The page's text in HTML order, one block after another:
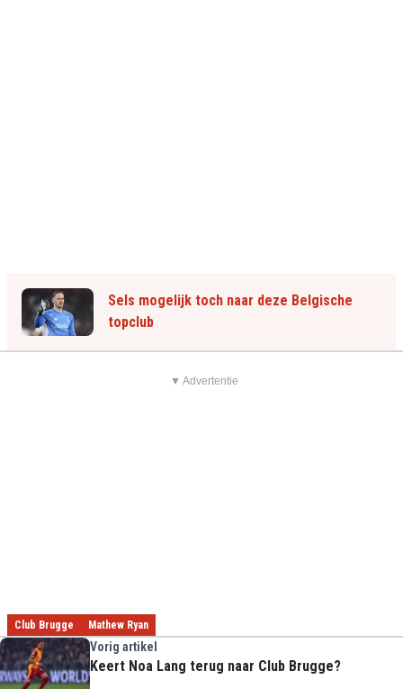
Sels mogelijk toch naar deze Belgische
topclub
▼ Advertentie
Club Brugge Mathew Ryan
Vorig artikel
Keert Noa Lang terug naar Club Brugge?